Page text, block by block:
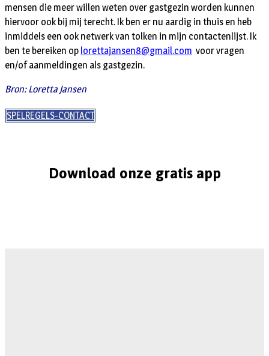
mensen die meer willen weten over gastgezin worden kunnen
hiervoor ook bij mij terecht. Ik ben er nu aardig in thuis en heb
inmiddels een ook netwerk van tolken in mijn contactenlijst. Ik
ben te bereiken op lorettajansen8@gmail.com voor vragen
en/of aanmeldingen als gastgezin.
Bron: Loretta Jansen
SPELREGELS-CONTACT
Download onze gratis app